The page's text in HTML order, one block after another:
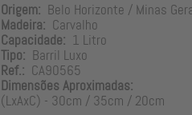
Origem: Belo Horizonte / Minas
Madeira: Carvalho
Capacidade: 1 Litro
Tipo: Barril Luxo
Ref.: CA90565
Dimensões Aproximadas:
(LxAxC) - 30cm / 35cm / 20cm